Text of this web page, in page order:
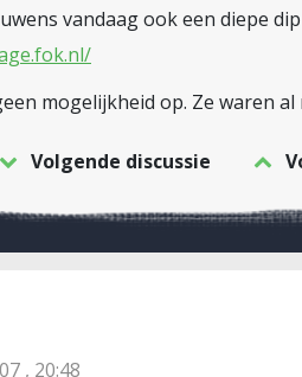
vandaag ook een diepe
mogelijkheid op. Ze waren
Volgende discussie
, 20:48